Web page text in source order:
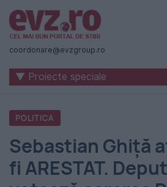
Știri
naționale
internaționale
România
-
Evenimentul
coordonare@evzgroup.ro
▼ Proiecte speciale
POLITICA
Sebastian Ghiţă
fi ARESTAT.